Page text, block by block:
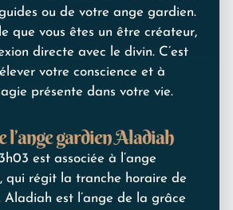
ou de votre ange gardien.
que vous êtes un être créateur,
directe avec le divin. C’est
votre conscience et à
présente dans votre vie.
l’ange gardien Aladiah
est associée à l’ange
qui régit la tranche horaire de
est l’ange de la grâce